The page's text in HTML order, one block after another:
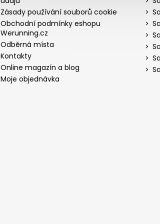
Zásady používání souborů cookie
Obchodní podmínky eshopu
Werunning.cz
Odběrná místa
Kontakty
Online magazín a blog
Moje objednávka